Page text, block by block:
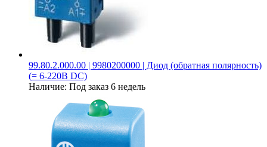
99.80.2.000.00 | 9980200000 | Диод (обратная полярность)
(= 6-220В DC)
Наличие: Под заказ 6 недель